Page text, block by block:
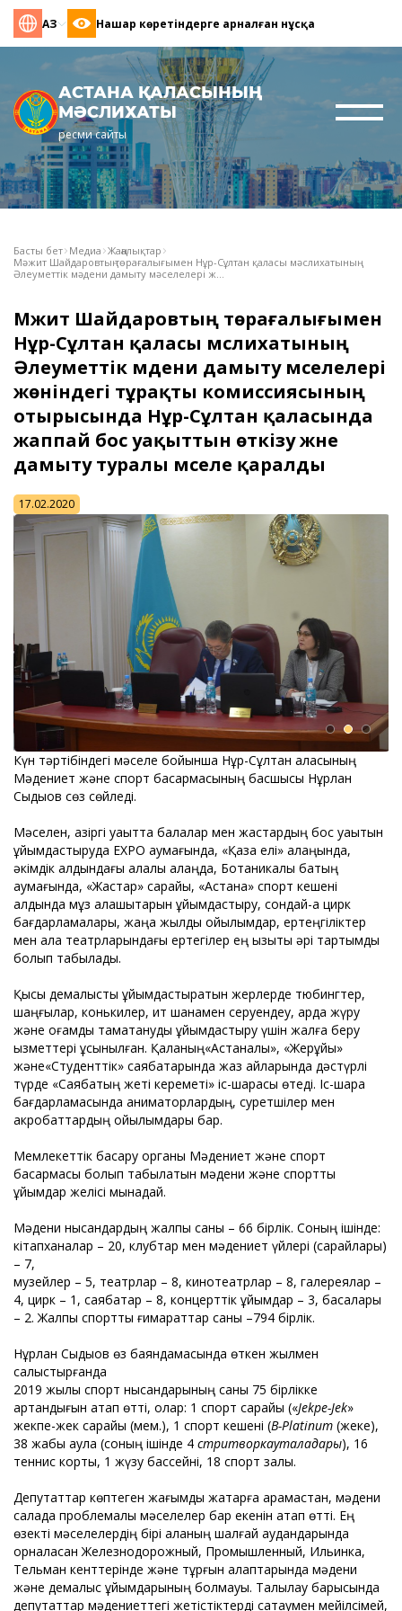
ҚАЗ Нашар көретіндерге арналған нұсқа
АСТАНА ҚАЛАСЫНЫҢ
МӘСЛИХАТЫ
ресми сайты
Басты бет Медиа Жаңалықтар
Мәжит Шайдаровтың төрағалығымен Нұр-Сұлтан қаласы мәслихатының
Әлеуметтік мәдени дамыту мәселелері ж...
Мәжит Шайдаровтың төрағалығымен
Нұр-Сұлтан қаласы мәслихатының
Әлеуметтік мәдени дамыту мәселелері
жөніндегі тұрақты комиссиясының
отырысында Нұр-Сұлтан қаласында
жаппай бос уақыттын өткізу және
дамыту туралы мәселе қаралды
17.02.2020
Күн тәртібіндегі мәселе бойынша Нұр-Сұлтан қаласының
Мәдениет және спорт басқармасының басшысы Нұрлан
Сыдықов сөз сөйледі.
Мәселен, қазіргі уақытта балалар мен жастардың бос уақытын
ұйымдастыруда ЕХРО аумағында, «Қазақ елі» алаңында,
әкімдік алдындағы қалалық алаңда, Ботаникалық бақтың
аумағында, «Жастар» сарайы, «Астана» спорт кешені
алдында мұз қалашықтарын ұйымдастыру, сондай-ақ цирк
бағдарламалары, жаңа жылдық қойылымдар, ертеңгіліктер
мен қала театрларындағы ертегілер ең қызықты әрі тартымды
болып табылады.
Қысқы демалысты ұйымдастыратын жерлерде тюбингтер,
шаңғылар, конькилер, ит шанамен серуендеу, қарда жүру
және қоғамдық тамақтануды ұйымдастыру үшін жалға беру
қызметтері ұсынылған. Қаланың«Астаналық», «Жерұйық»
және«Студенттік» саябақтарында жаз айларында дәстүрлі
түрде «Саябақтың жеті кереметі» іс-шарасы өтеді. Іс-шара
бағдарламасында аниматорлардың, суретшілер мен
акробаттардың қойылымдары бар.
Мемлекеттік басқару органы Мәдениет және спорт
басқармасы болып табылатын мәдени және спорттық
ұйымдар желісі мынадай.
Мәдени нысандардың жалпы саны – 66 бірлік. Соның ішінде:
кітапханалар – 20, клубтар мен мәдениет үйлері (сарайлары)
– 7,
музейлер – 5, театрлар – 8, кинотеатрлар – 8, галереялар –
4, цирк – 1, саябақтар – 8, концерттік ұйымдар – 3, басқалары
– 2. Жалпы спорттық ғимараттар саны –794 бірлік.
Нұрлан Сыдықов өз баяндамасында өткен жылмен
салыстырғанда
2019 жылы спорт нысандарының саны 75 бірлікке
артқандығын атап өтті, олар: 1 спорт сарайы («Jekpe-Jek»
жекпе-жек сарайы (мем.), 1 спорт кешені (B-Platinum (жеке),
38 жабық аула (соның ішінде 4 стритворкауталаңдары), 16
теннис корты, 1 жүзу бассейні, 18 спорт залы.
Депутаттар көптеген жағымды жақтарға қарамастан, мәдени
салада проблемалық мәселелер бар екенін атап өтті. Ең
өзекті мәселелердің бірі қаланың шалғай аудандарында
орналасқан Железнодорожный, Промышленный, Ильинка,
Тельман кенттерінде және тұрғын алаптарында мәдени
және демалыс ұйымдарының болмауы. Талқылау барысында
депутаттар мәдениеттегі жетістіктерді сақтаумен мейілсімей,